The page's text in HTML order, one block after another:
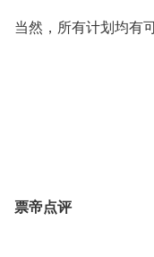
当然，所有计划均有
票帝点评